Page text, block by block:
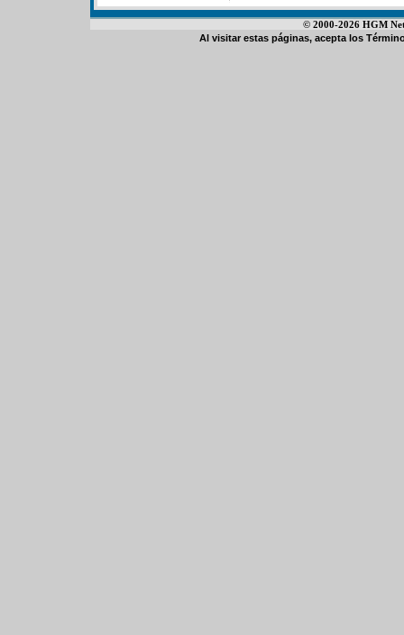
© 2000-2026 HGM
Al visitar estas páginas, acepta los